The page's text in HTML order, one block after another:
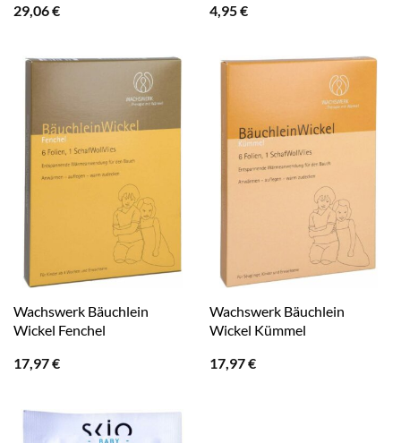
29,06€
4,95€
Wachswerk Bäuchlein
Wickel Fenchel
17,97€
Wachswerk Bäuchlein
Wickel Kümmel
17,97€